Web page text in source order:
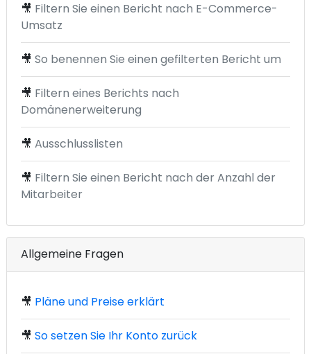
🎥 Filtern Sie einen Bericht nach E-Commerce-
Umsatz
🎥 So benennen Sie einen gefilterten Bericht um
🎥 Filtern eines Berichts nach
Domänenerweiterung
🎥 Ausschlusslisten
🎥 Filtern Sie einen Bericht nach der Anzahl der
Mitarbeiter
Allgemeine Fragen
🎥 Pläne und Preise erklärt
🎥 So setzen Sie Ihr Konto zurück